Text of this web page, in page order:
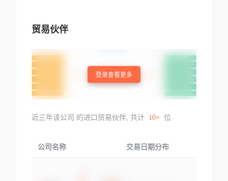
贸易伙伴
登录查看更多
近三年该公司 的进口贸易伙伴, 共计 10+ 位
公司名称 交易日期分布